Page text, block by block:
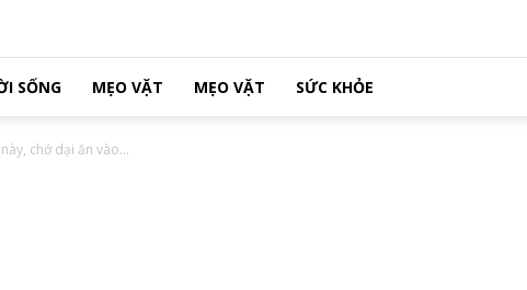
SỐNG MẸO VẶT MẸO VẶT SỨC KHỎE
chớ dại ăn vào...